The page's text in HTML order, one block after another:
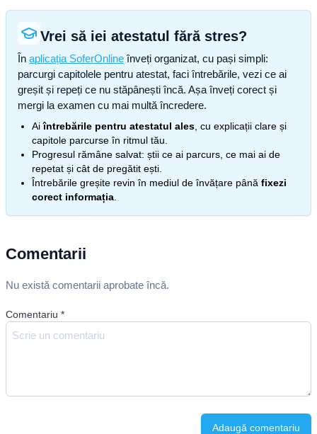
Vrei să iei atestatul fără stres?
În aplicația SoferOnline înveți organizat, cu pași simpli:
parcurgi capitolele pentru atestat, faci întrebările, vezi ce ai
greșit și repeți ce nu stăpânești încă. Așa înveți corect și
mergi la examen cu mai multă încredere.
Aiîntrebările pentru atestatul ales , cu explicații clare și
capitole parcurse în ritmul tău.
Progresul rămâne salvat: știi ce ai parcurs, ce mai ai de
repetat și cât de pregătit ești.
Întrebările greșite revin în mediul de învățare până fixezi
corect informația
Comentarii
Nu există comentarii aprobate încă.
Comentariu *
Adaugă comentariu